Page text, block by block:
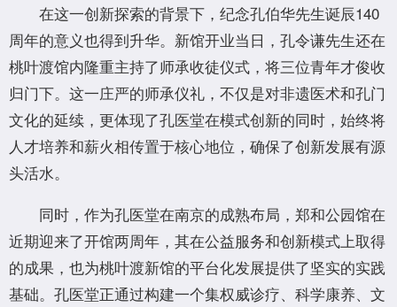
在这一创新探索的背景下，纪念孔伯华先生诞辰140
周年的意义也得到升华。新馆开业当日，孔令谦先生还在
桃叶渡馆内隆重主持了师承收徒仪式，将三位青年才俊收
归门下。这一庄严的师承仪礼，不仅是对非遗医术和孔门
文化的延续，更体现了孔医堂在模式创新的同时，始终将
人才培养和薪火相传置于核心地位，确保了创新发展有源
头活水。
同时，作为孔医堂在南京的成熟布局，郑和公园馆在
近期迎来了开馆两周年，其在公益服务和创新模式上取得
的成果，也为桃叶渡新馆的平台化发展提供了坚实的实践
基础。孔医堂正通过构建一个集权威诊疗、科学康养、文